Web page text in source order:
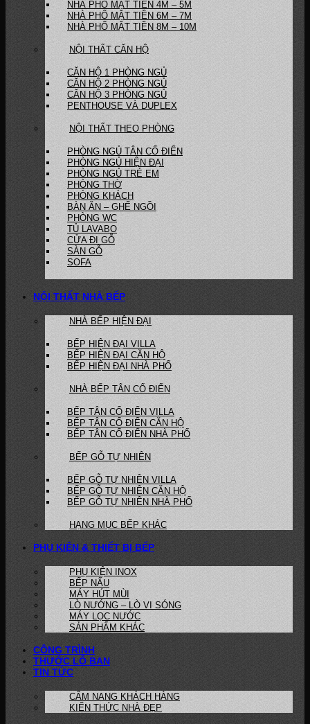
NHÀ PHỐ MẶT TIỀN 4M – 5M
NHÀ PHỐ MẶT TIỀN 6M – 7M
NHÀ PHỐ MẶT TIỀN 8M – 10M
NỘI THẤT CĂN HỘ
CĂN HỘ 1 PHÒNG NGỦ
CĂN HỘ 2 PHÒNG NGỦ
CĂN HỘ 3 PHÒNG NGỦ
PENTHOUSE VÀ DUPLEX
NỘI THẤT THEO PHÒNG
PHÒNG NGỦ TÂN CỔ ĐIỂN
PHÒNG NGỦ HIỆN ĐẠI
PHÒNG NGỦ TRẺ EM
PHÒNG THỜ
PHÒNG KHÁCH
BÀN ĂN – GHẾ NGỒI
PHÒNG WC
TỦ LAVABO
CỬA ĐI GỖ
SÀN GỖ
SOFA
NỘI THẤT NHÀ BẾP
NHÀ BẾP HIỆN ĐẠI
BẾP HIỆN ĐẠI VILLA
BẾP HIỆN ĐẠI CĂN HỘ
BẾP HIỆN ĐẠI NHÀ PHỐ
NHÀ BẾP TÂN CỔ ĐIỂN
BẾP TÂN CỔ ĐIỂN VILLA
BẾP TÂN CỔ ĐIỂN CĂN HỘ
BẾP TÂN CỔ ĐIỂN NHÀ PHỐ
BẾP GỖ TỰ NHIÊN
BẾP GỖ TỰ NHIÊN VILLA
BẾP GỖ TỰ NHIÊN CĂN HỘ
BẾP GỖ TỰ NHIÊN NHÀ PHỐ
HẠNG MỤC BẾP KHÁC
PHỤ KIỆN & THIẾT BỊ BẾP
PHỤ KIỆN INOX
BẾP NẤU
MÁY HÚT MÙI
LÒ NƯỚNG – LÒ VI SÓNG
MÁY LỌC NƯỚC
SẢN PHẨM KHÁC
CÔNG TRÌNH
THƯỚC LỖ BAN
TIN TỨC
CẨM NANG KHÁCH HÀNG
KIẾN THỨC NHÀ ĐẸP